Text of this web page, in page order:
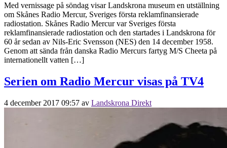
Med vernissage på söndag visar Landskrona museum en utställning
om Skånes Radio Mercur, Sveriges första reklamfinansierade
radiostation. Skånes Radio Mercur var Sveriges första
reklamfinansierade radiostation och den startades i Landskrona för
60 år sedan av Nils-Eric Svensson (NES) den 14 december 1958.
Genom att sända från danska Radio Mercurs fartyg M/S Cheeta på
internationellt vatten […]
Serien om Radio Mercur visas på TV4
4 december 2017 09:57 av Landskrona Direkt